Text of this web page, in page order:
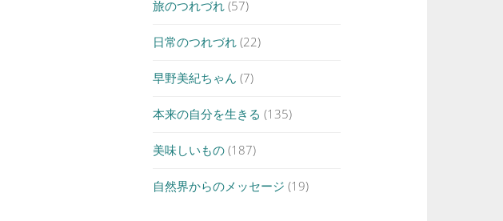
旅のつれづれ (57)
日常のつれづれ (22)
早野美紀ちゃん (7)
本来の自分を生きる (135)
美味しいもの (187)
自然界からのメッセージ (19)